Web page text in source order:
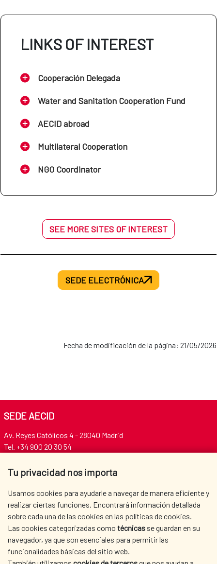
LINKS OF INTEREST
Cooperación Delegada
Water and Sanitation Cooperation Fund
AECID abroad
Multilateral Cooperation
NGO Coordinator
SEE MORE SITES OF INTEREST
SEDE ELECTRÓNICA
Fecha de modificación de la página: 21/05/2026
Tu privacidad nos importa
Usamos cookies para ayudarle a navegar de manera eficiente y
realizar ciertas funciones. Encontrará información detallada
sobre cada una de las cookies en las políticas de cookies.
Las cookies categorizadas como técnicas se guardan en su
navegador, ya que son esenciales para permitir las
funcionalidades básicas del sitio web.
SEDE AECID
Av. Reyes Católicos 4 - 28040 Madrid
Tel. +34 900 20 30 54​​​​​​​
AECID
WHERE DO WE COOPERATE?
SPANISH HUMANITARIAN
ACTION
PRESS ROOM
CULTURE AND SCIENCE LIBRARY